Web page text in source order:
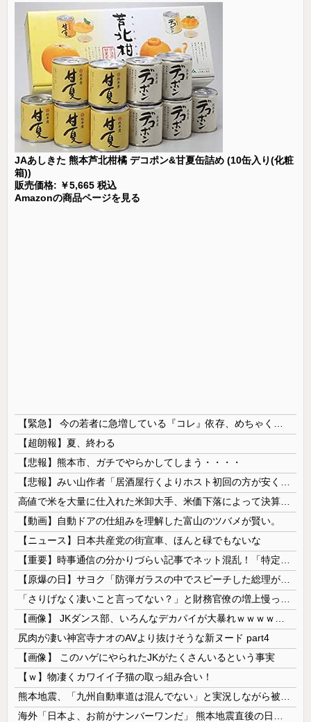
JAあしきた 熊本芦北柑橘 デコポン&甘夏缶詰め (10缶入り(化粧
箱))
販売価格: ￥5,665 税込
Amazonの商品ページを見る
【超朗報】夏、終わる
【悲報】熊本市、ガチでやらかしてしまう・・・・
【動画】自動ドアの仕組みを理解した富山のツバメが賢い。
【ニュース】日本共産党の街宣車、ほんと碌でもないな
尻肉が凄い神宮寺ナオのAVより抜けそうな新ヌード part4
【画像】 このハゲにやられたJKがたくさんいるという事実
【ｗ】物凄くカワイイ子猫の取っ組み合い！